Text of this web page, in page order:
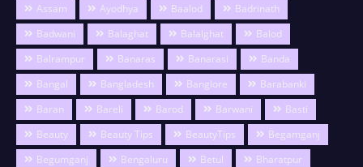
Assam
Ayodhya Baalod
Badrinath
Badwani
Balaghat Balalghat
Balod
Balrampur
Banaras Banarasi
Banda
Bangal
Bangladesh Banglore
Barabanki
Baran
Bareli Barod Barwani
Basti
Beauty
Beauty Tips BeautyTips
Begamganj
Begumganj
Bengaluru Betul
Bharatpur